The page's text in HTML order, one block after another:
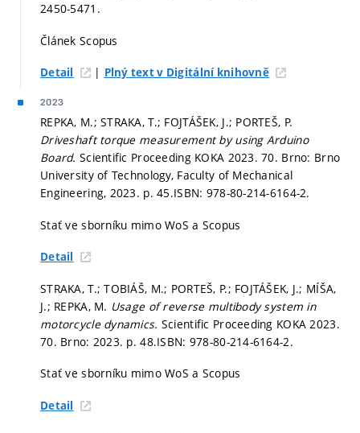
2450-5471.
Článek Scopus
Detail | Plný text v Digitální knihovně
2023
REPKA, M.; STRAKA, T.; FOJTÁŠEK, J.; PORTEŠ, P.
Driveshaft torque measurement by using Arduino
Board. Scientific Proceeding KOKA 2023. 70. Brno: Brno
University of Technology, Faculty of Mechanical
Engineering, 2023. p. 45.ISBN: 978-80-214-6164-2.
Stať ve sborníku mimo WoS a Scopus
Detail
STRAKA, T.; TOBIÁŠ, M.; PORTEŠ, P.; FOJTÁŠEK, J.; MÍŠA,
J.; REPKA, M. Usage of reverse multibody system in
motorcycle dynamics. Scientific Proceeding KOKA 2023.
70. Brno: 2023. p. 48.ISBN: 978-80-214-6164-2.
Stať ve sborníku mimo WoS a Scopus
Detail